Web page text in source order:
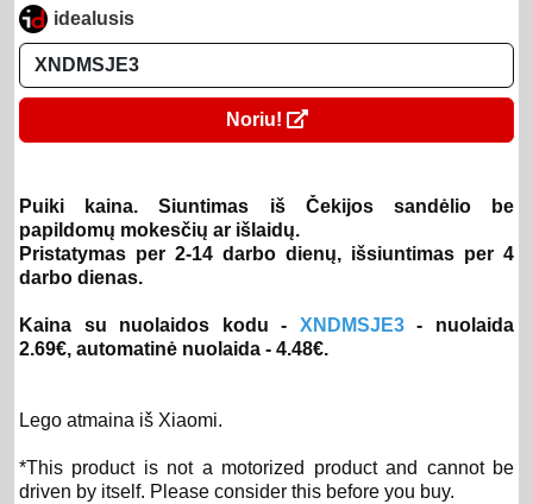
idealusis
Noriu!
Puiki kaina. Siuntimas iš Čekijos sandėlio be
papildomų mokesčių ar išlaidų.
Pristatymas per 2-14 darbo dienų, išsiuntimas per 4
darbo dienas.
Kaina su nuolaidos kodu - XNDMSJE3- nuolaida
2.69€, automatinė nuolaida - 4.48€.
Lego atmaina iš Xiaomi.
*This product is not a motorized product and cannot be
driven by itself. Please consider this before you buy.